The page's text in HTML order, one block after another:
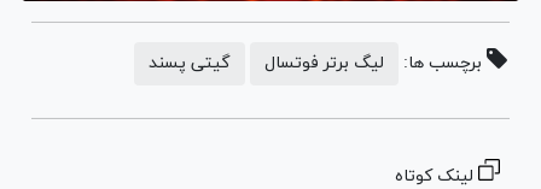
برچسب ها: لیگ برتر فوتسال گیتی پسند
لینک کوتاه